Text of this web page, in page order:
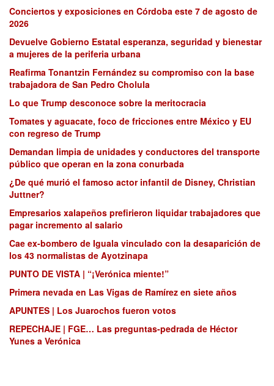
Conciertos y exposiciones en Córdoba este 7 de agosto de
2026
Devuelve Gobierno Estatal esperanza, seguridad y bienestar
a mujeres de la periferia urbana
Reafirma Tonantzin Fernández su compromiso con la base
trabajadora de San Pedro Cholula
Lo que Trump desconoce sobre la meritocracia
Tomates y aguacate, foco de fricciones entre México y EU
con regreso de Trump
Demandan limpia de unidades y conductores del transporte
público que operan en la zona conurbada
¿De qué murió el famoso actor infantil de Disney, Christian
Juttner?
Empresarios xalapeños prefirieron liquidar trabajadores que
pagar incremento al salario
Cae ex-bombero de Iguala vinculado con la desaparición de
los 43 normalistas de Ayotzinapa
PUNTO DE VISTA | “¡Verónica miente!”
Primera nevada en Las Vigas de Ramírez en siete años
APUNTES | Los Juarochos fueron votos
REPECHAJE | FGE… Las preguntas-pedrada de Héctor
Yunes a Verónica